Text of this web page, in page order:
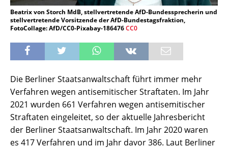
Beatrix von Storch MdB, stellvertretende AfD-Bundessprecherin und
stellvertretende Vorsitzende der AfD-Bundestagsfraktion,
FotoCollage: AfD/CC0-Pixabay-186476CC0
Die Berliner Staatsanwaltschaft führt immer mehr
Verfahren wegen antisemitischer Straftaten. Im Jahr
2021 wurden 661 Verfahren wegen antisemitischer
Straftaten eingeleitet, so der aktuelle Jahresbericht
der Berliner Staatsanwaltschaft. Im Jahr 2020 waren
es 417 Verfahren und im Jahr davor 386. Laut Berliner